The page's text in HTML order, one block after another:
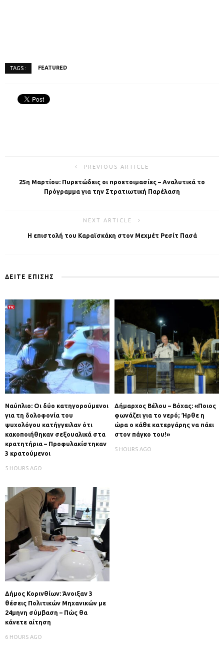
TAGS : FEATURED
PREVIOUS ARTICLE
25η Μαρτίου: Πυρετώδεις οι προετοιμασίες – Αναλυτικά το
Πρόγραμμα για την Στρατιωτική Παρέλαση
NEXT ARTICLE
Η επιστολή του Καραϊσκάκη στον Μεχμέτ Ρεσίτ Πασά
ΔΕΙΤΕ ΕΠΙΣΗΣ
Ναύπλιο: Οι δύο κατηγορούμενοι
για τη δολοφονία του
ψυχολόγου κατήγγειλαν ότι
κακοποιήθηκαν σεξουαλικά στα
κρατητήρια – Προφυλακίστηκαν
3 κρατούμενοι
5 HOURS AGO
Δήμαρχος Βέλου – Βόχας: «Ποιος
φωνάζει για το νερό; Ήρθε η
ώρα ο κάθε κατεργάρης να πάει
στον πάγκο του!»
5 HOURS AGO
Δήμος Κορινθίων: Άνοιξαν 3
θέσεις Πολιτικών Μηχανικών με
24μηνη σύμβαση – Πώς θα
κάνετε αίτηση
6 HOURS AGO